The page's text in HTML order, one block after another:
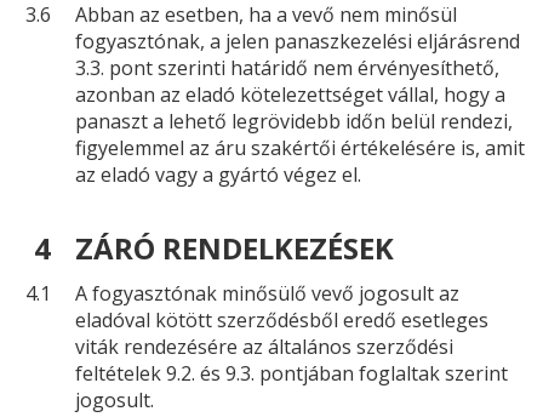
3.6
Abban az esetben, ha a vevő nem minősül
fogyasztónak, a jelen panaszkezelési eljárásrend
3.3. pont szerinti határidő nem érvényesíthető,
azonban az eladó kötelezettséget vállal, hogy a
panaszt a lehető legrövidebb időn belül rendezi,
figyelemmel az áru szakértői értékelésére is, amit
az eladó vagy a gyártó végez el.
4 ZÁRÓ RENDELKEZÉSEK
4.1
A fogyasztónak minősülő vevő jogosult az
eladóval kötött szerződésből eredő esetleges
viták rendezésére az általános szerződési
feltételek 9.2. és 9.3. pontjában foglaltak szerint
jogosult.